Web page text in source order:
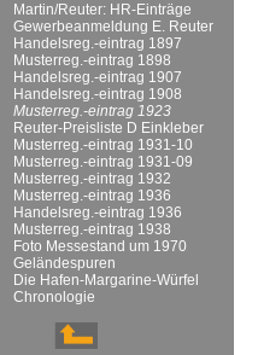
Martin/Reuter: HR-Einträge
Gewerbeanmeldung E. Reuter
Handelsreg.-eintrag 1897
Musterreg.-eintrag 1898
Handelsreg.-eintrag 1907
Handelsreg.-eintrag 1908
Musterreg.-eintrag 1923
Reuter-Preisliste D Einkleber
Musterreg.-eintrag 1931-10
Musterreg.-eintrag 1931-09
Musterreg.-eintrag 1932
Musterreg.-eintrag 1936
Handelsreg.-eintrag 1936
Musterreg.-eintrag 1938
Foto Messestand um 1970
Geländespuren
Die Hafen-Margarine-Würfel
Chronologie